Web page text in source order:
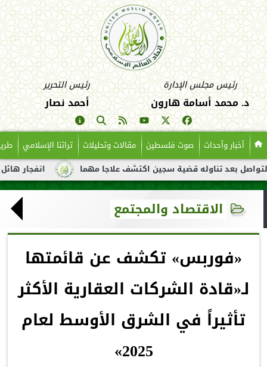
رئيس مجلس الإدارة
د. محمد أسامة هارون
رئيس التحرير
أحمد نصار
أخبار وأحداث صوت فلسطين مقالات وتحليلات تراثنا الإسلامي
انفجار هائل لناقلة تناوله قضية سجين اكتشف علاجا مهما
الاقتصاد والمجتمع
«فوربس» تكشف عن قائمتها
لـ«قادة الشركات العقارية الأكثر
تأثيراً في الشرق الأوسط لعام
2025»